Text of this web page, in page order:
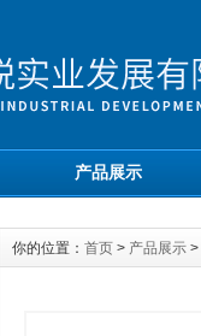
产品展示
你的位置： 首页 > 产品展示 >